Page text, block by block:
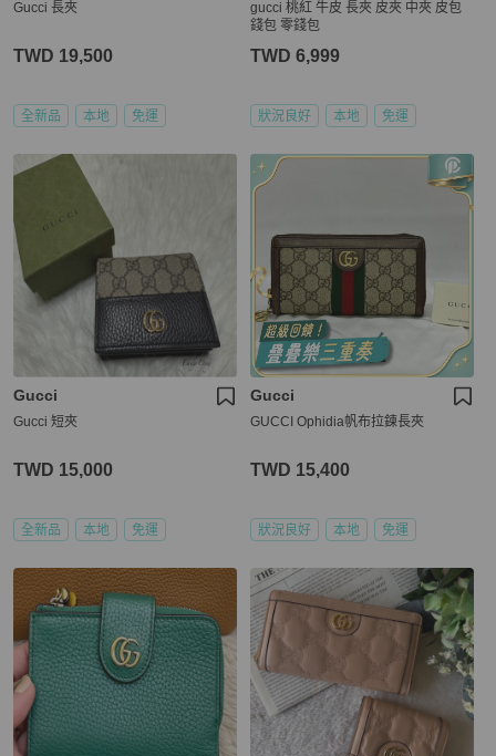
Gucci 長夾
TWD 19,500
全新品 本地 免運
gucci 桃紅 牛皮 長夾 皮夾 中夾 皮包
錢包 零錢包
TWD 6,999
狀況良好 本地 免運
Gucci
Gucci 短夾
TWD 15,000
全新品 本地 免運
Gucci
GUCCI Ophidia帆布拉鍊長夾
TWD 15,400
狀況良好 本地 免運